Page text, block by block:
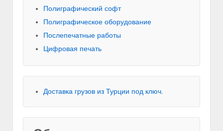
Полиграфический софт
Полиграфическое оборудование
Послепечатные работы
Цифровая печать
Доставка грузов из Турции под ключ.